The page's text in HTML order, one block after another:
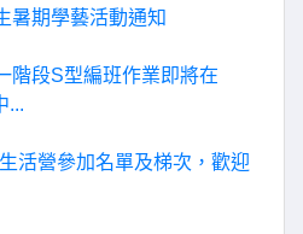
暑期學藝活動通知
階段S型編班作業即將在
...
活營參加名單及梯次，歡迎